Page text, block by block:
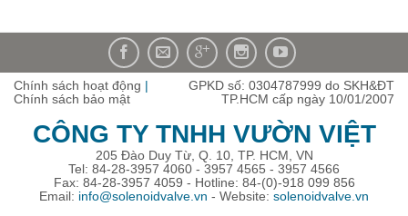
Chính sách hoạt động |
Chính sách bảo mật
GPKD số: 0304787999 do SKH&ĐT
TP.HCM cấp ngày 10/01/2007
CÔNG TY TNHH VƯỜN VIỆT
205 Đào Duy Từ, Q. 10, TP. HCM, VN
Tel: 84-28-3957 4060 - 3957 4565 - 3957 4566
Fax: 84-28-3957 4059 - Hotline: 84-(0)-918 099 856
Email: info@solenoidvalve.vn - Website: solenoidvalve.vn